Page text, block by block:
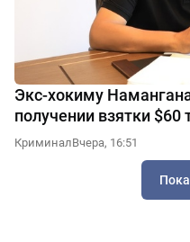
Экс-хокиму
получении взятки
КриминалВчера, 16:51